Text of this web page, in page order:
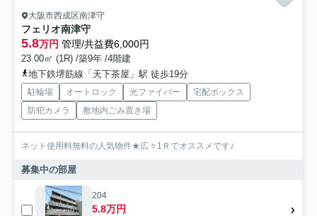
大阪市西成区南津守
フェリオ南津守
5.8万円 管理/共益費6,000円
23.00㎡ (1R) /築9年 /4階建
地下鉄堺筋線「天下茶屋」駅 徒歩19分
駐輪場 オートロック 光ファイバー
宅配ボックス
防犯カメラ
敷地内ごみ置き場
ネット使用料無料の人気物件★広々1Ｒでオススメです♪
募集中の部屋
204
5.8万円